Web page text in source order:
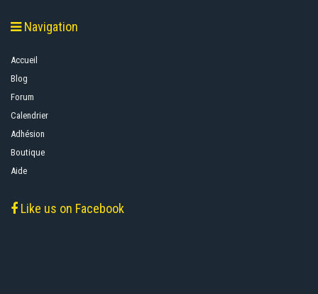
Navigation
Accueil
Blog
Forum
Calendrier
Adhésion
Boutique
Aide
Like us on Facebook